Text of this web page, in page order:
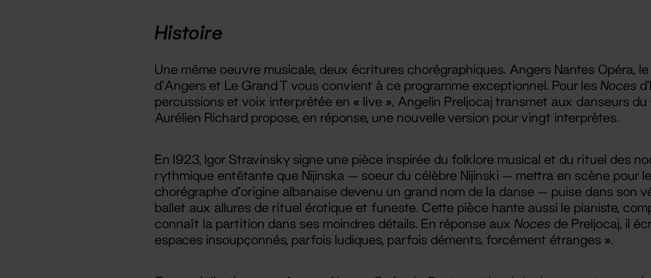
Histoire
Une même oeuvre musicale, deux écritures chorégraphiques. Angers Nantes Opéra,
d’Angers et Le Grand T vous convient à ce programme exceptionnel. Pour les Noces
percussions et voix interprétée en « live », Angelin Preljocaj transmet aux danseurs
Aurélien Richard propose, en réponse, une nouvelle version pour vingt interprètes.
En 1923, Igor Stravinsky signe une pièce inspirée du folklore musical et du rituel des
rythmique entêtante que Nijinska — soeur du célèbre Nijinski — mettra en scène pour
chorégraphe d’origine albanaise devenu un grand nom de la danse — puise dans son
ballet aux allures de rituel érotique et funeste. Cette pièce hante aussi le pianiste,
connaît la partition dans ses moindres détails. En réponse aux Noces de Preljocaj, il
espaces insoupçonnés, parfois ludiques, parfois déments, forcément étranges ».